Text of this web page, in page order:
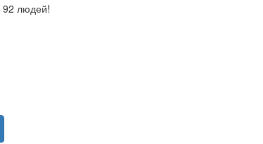
92 людей!